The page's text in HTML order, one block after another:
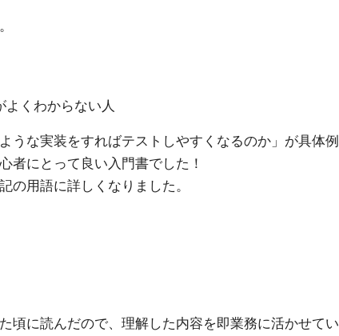
くわからない人
うな実装をすればテストしやすくなるのか」が具体例
者にとって良い入門書でした！
の用語に詳しくなりました。
頃に読んだので、理解した内容を即業務に活かせてい